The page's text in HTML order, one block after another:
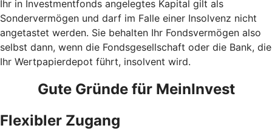
Ihr in Investmentfonds angelegtes Kapital gilt als
Sondervermögen und darf im Falle einer Insolvenz nicht
angetastet werden. Sie behalten Ihr Fondsvermögen also
selbst dann, wenn die Fondsgesellschaft oder die Bank, die
Ihr Wertpapierdepot führt, insolvent wird.
Gute Gründe für MeinInvest
Flexibler Zugang